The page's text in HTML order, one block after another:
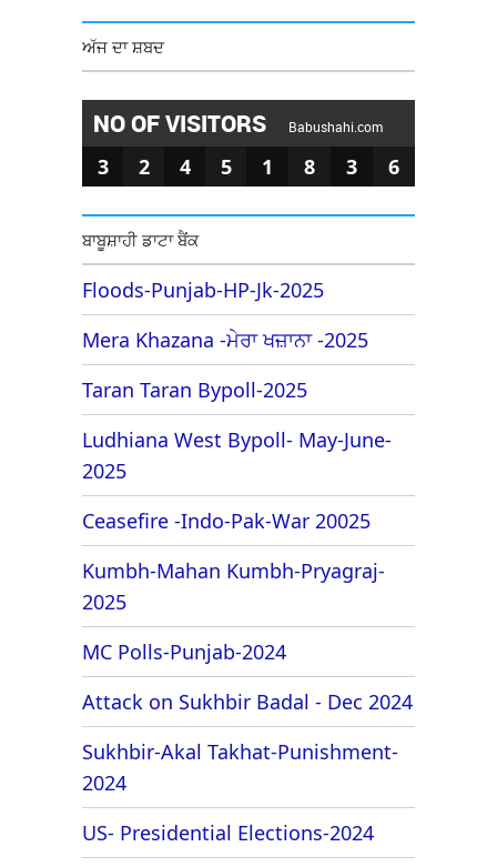
ਅੱਜ ਦਾ ਸ਼ਬਦ
NO OF VISITORS Babushahi.com
3 2 4 5 1 8 3 6
ਬਾਬੂਸ਼ਾਹੀ ਡਾਟਾ ਬੈਂਕ
Floods-Punjab-HP-Jk-2025
Mera Khazana -ਮੇਰਾ ਖਜ਼ਾਨਾ -2025
Taran Taran Bypoll-2025
Ludhiana West Bypoll- May-June-
2025
Ceasefire -Indo-Pak-War 20025
Kumbh-Mahan Kumbh-Pryagraj-
2025
MC Polls-Punjab-2024
Attack on Sukhbir Badal - Dec 2024
Sukhbir-Akal Takhat-Punishment-
2024
US- Presidential Elections-2024